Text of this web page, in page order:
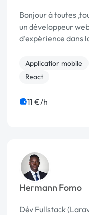
Bonjour à toutes ,tous, Je m'appelle Régis et
un développeur
d'expérience dans
découvert la
valeu...
Application mobile
React
11 €/h
Hermann Fomo
Dév Fullstack